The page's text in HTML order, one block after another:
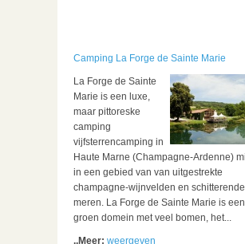
Camping La Forge de Sainte Marie
La Forge de Sainte
Marie is een luxe,
maar pittoreske
camping
vijfsterrencamping in
Haute Marne (Champagne-Ardenne)
in een gebied van van uitgestrekte
champagne-wijnvelden en schitterende
meren. La Forge de Sainte Marie is
groen domein met veel bomen, het...
..Meer: weergeven